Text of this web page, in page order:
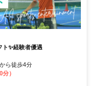
✨経験者優遇
ら徒歩4分
）